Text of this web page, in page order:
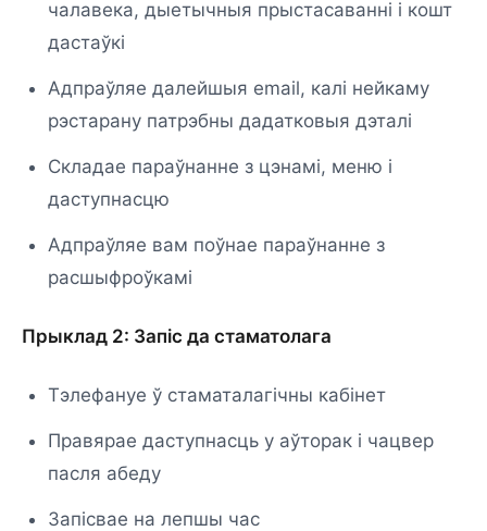
чалавека, дыетычныя прыстасаванні і кошт
дастаўкі
Адпраўляе далейшыя email, калі нейкаму
рэстарану патрэбны дадатковыя дэталі
Складае параўнанне з цэнамі, меню і
даступнасцю
Адпраўляе вам поўнае параўнанне з
расшыфроўкамі
Прыклад 2: Запіс да стаматолага
Тэлефануе ў стаматалагічны кабінет
Правярае даступнасць у аўторак і чацвер
пасля абеду
Запісвае на лепшы час